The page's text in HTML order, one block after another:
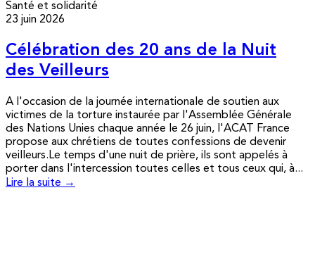
Santé et solidarité
23 juin 2026
Célébration des 20 ans de la Nuit
des Veilleurs
A l'occasion de la journée internationale de soutien aux
victimes de la torture instaurée par l'Assemblée Générale
des Nations Unies chaque année le 26 juin, l'ACAT France
propose aux chrétiens de toutes confessions de devenir
veilleurs.Le temps d'une nuit de prière, ils sont appelés à
porter dans l'intercession toutes celles et tous ceux qui, à...
Lire la suite →